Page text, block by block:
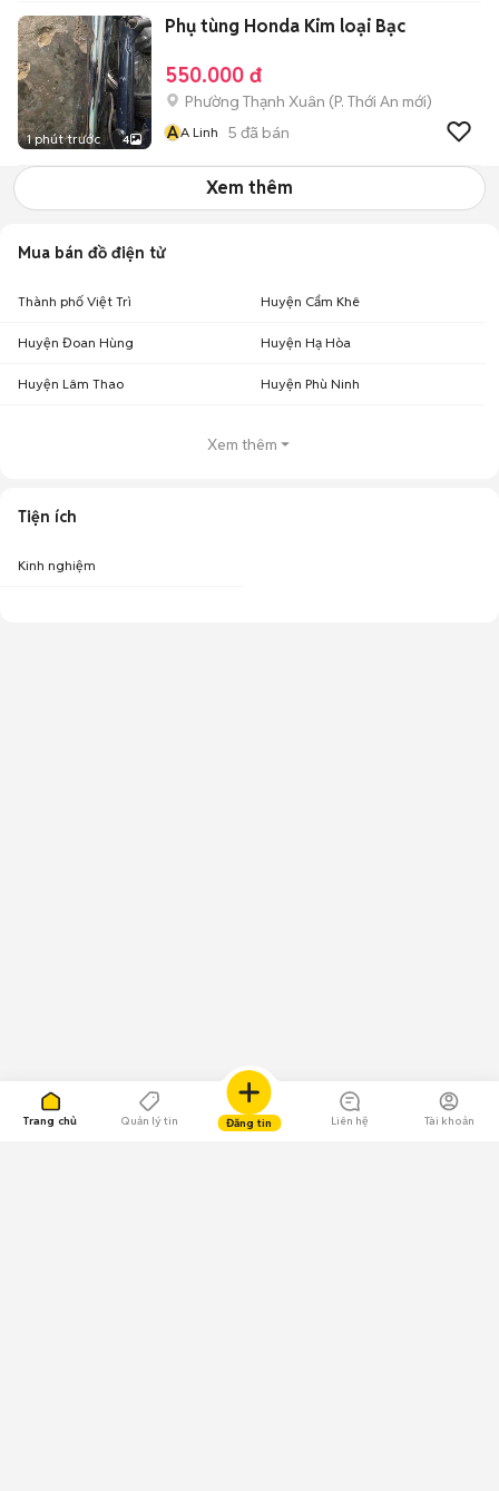
Trang chủ Quản lý tin Đăng tin Liên hệ Tài khoản
1 phút trước 4
Phụ tùng Honda Kim loại Bạc
550.000 đ
Phường Thạnh Xuân (P. Thới An mới)
AA Linh 5 đã bán
Xem thêm
Mua bán đồ điện tử
Thành phố Việt Trì Huyện Cẩm Khê
Huyện Đoan Hùng Huyện Hạ Hòa
Huyện Lâm Thao Huyện Phù Ninh
Xem thêm
Tiện ích
Kinh nghiệm